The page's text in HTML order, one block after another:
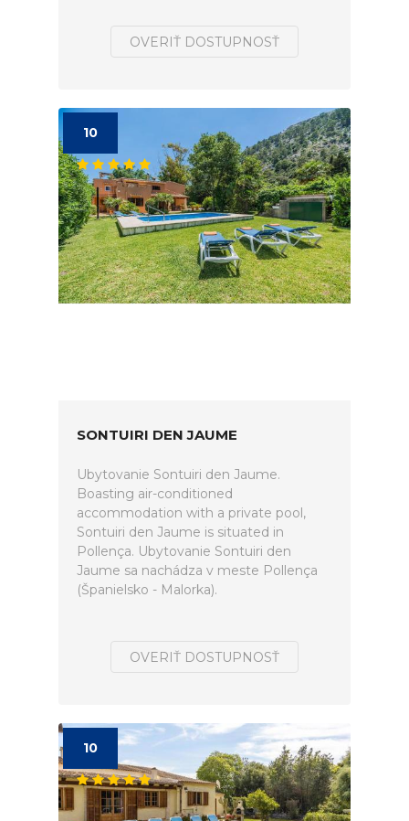
OVERIŤ DOSTUPNOSŤ
10
SONTUIRI DEN JAUME
Ubytovanie Sontuiri den Jaume.
Boasting air-conditioned
accommodation with a private pool,
Sontuiri den Jaume is situated in
Pollença. Ubytovanie Sontuiri den
Jaume sa nachádza v meste Pollença
(Španielsko - Malorka).
OVERIŤ DOSTUPNOSŤ
10